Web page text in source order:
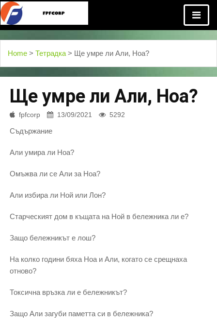
Home > Тетрадка > Ще умре ли Али, Ноа?
Ще умре ли Али, Ноа?
fpfcorp 13/09/2021 5292
Съдържание
Али умира ли Ноа?
Омъжва ли се Али за Ноа?
Али избира ли Ной или Лон?
Старческият дом в къщата на Ной в бележника ли е?
Защо бележникът е лош?
На колко години бяха Ноа и Али, когато се срещнаха
отново?
Токсична връзка ли е бележникът?
Защо Али загуби паметта си в бележника?